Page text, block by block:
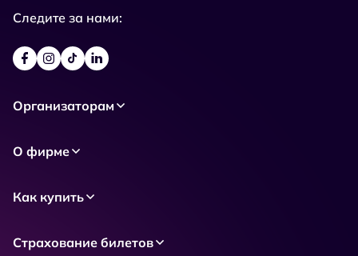
Следите за нами:
Организаторам
О фирме
Как купить
Страхование билетов